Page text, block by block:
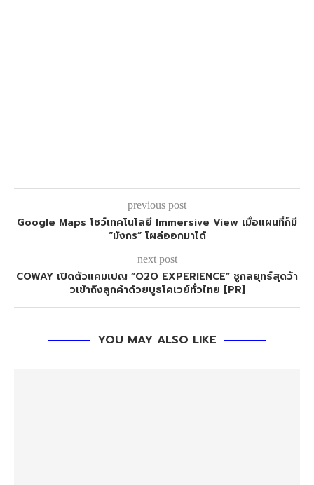
previous post
Google Maps โชว์เทคโนโลยี Immersive View เมื่อแผนที่ก็มี
“มังกร” โผล่ออกมาได้
next post
COWAY เปิดตัวแคมเปญ “O2O EXPERIENCE” ชูกลยุทธ์สุดว้า
วเข้าถึงลูกค้าด้วยบูธโคเวย์ทั่วไทย [PR]
YOU MAY ALSO LIKE